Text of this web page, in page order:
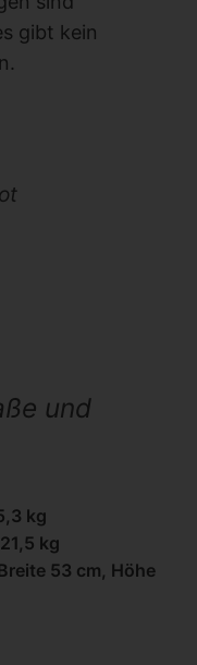
gibt kein
und
kg
kg
53 cm, Höhe